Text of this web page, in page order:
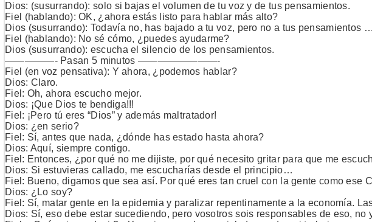
Dios: (susurrando): solo si bajas el volumen de tu voz y de tus pensamientos.
Fiel (hablando): OK, ¿ahora estás listo para hablar más alto?
Dios (susurrando): Todavía no, has bajado a tu voz, pero no a tus pensamientos …
Fiel (hablando): No sé cómo, ¿puedes ayudarme?
Dios (susurrando): escucha el silencio de los pensamientos.
—————- Pasan 5 minutos ————————-
Fiel (en voz pensativa): Y ahora, ¿podemos hablar?
Dios: Claro.
Fiel: Oh, ahora escucho mejor.
Dios: ¡Que Dios te bendiga!!!
Fiel: ¡Pero tú eres “Dios” y además maltratador!
Dios: ¿en serio?
Fiel: Sí, antes que nada, ¿dónde has estado hasta ahora?
Dios: Aquí, siempre contigo.
Fiel: Entonces, ¿por qué no me dijiste, por qué necesito gritar para que me
Dios: Si estuvieras callado, me escucharías desde el principio…
Fiel: Bueno, digamos que sea así. Por qué eres tan cruel con la gente como ese
Dios: ¿Lo soy?
Fiel: Sí, matar gente en la epidemia y paralizar repentinamente a la economía.
Dios: Sí, eso debe estar sucediendo, pero vosotros sois responsables de eso, no